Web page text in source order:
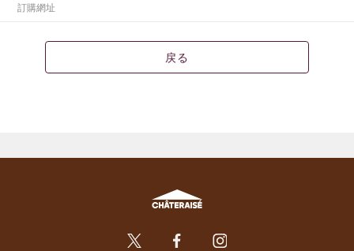
訂購網址
戻る